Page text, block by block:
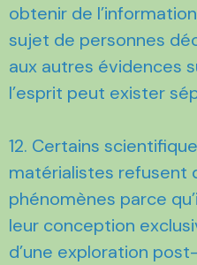
obtenir de
sujet de personnes
aux autres évidences
l’esprit peut exister
12. Certains
matérialistes refusent
phénomènes parce
leur conception
d’une exploration